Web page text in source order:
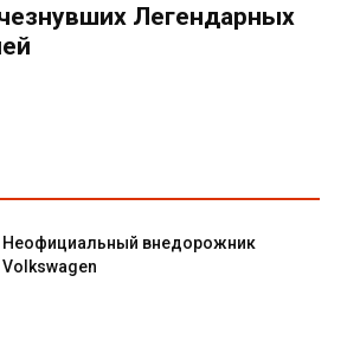
Легендарных
Неофициальный внедорожник
Volkswagen